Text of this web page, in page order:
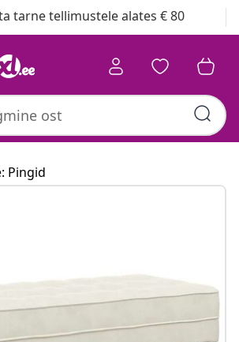
tarne tellimustele alates € 80
Pingid